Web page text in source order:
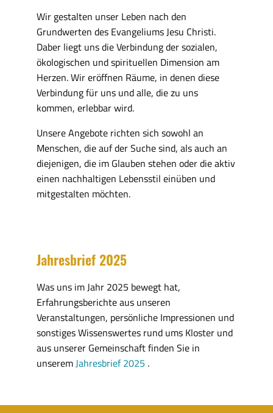
Wir gestalten unser Leben nach den
Grundwerten des Evangeliums Jesu Christi.
Daber liegt uns die Verbindung der sozialen,
ökologischen und spirituellen Dimension am
Herzen. Wir eröffnen Räume, in denen diese
Verbindung für uns und alle, die zu uns
kommen, erlebbar wird.
Unsere Angebote richten sich sowohl an
Menschen, die auf der Suche sind, als auch an
diejenigen, die im Glauben stehen oder die aktiv
einen nachhaltigen Lebensstil einüben und
mitgestalten möchten.
Jahresbrief 2025
Was uns im Jahr 2025 bewegt hat,
Erfahrungsberichte aus unseren
Veranstaltungen, persönliche Impressionen und
sonstiges Wissenswertes rund ums Kloster und
aus unserer Gemeinschaft finden Sie in
unseremJahresbrief 2025 .